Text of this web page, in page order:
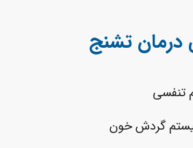
درمان تشنج
تنفسی
گردش خون